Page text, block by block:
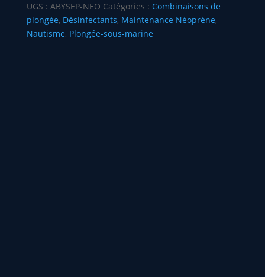
UGS : ABYSEP-NEO Catégories : Combinaisons de
plongée, Désinfectants, Maintenance Néoprène,
Nautisme, Plongée-sous-marine